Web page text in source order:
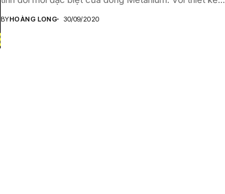
BYHOÀNG LONG 30/09/2020